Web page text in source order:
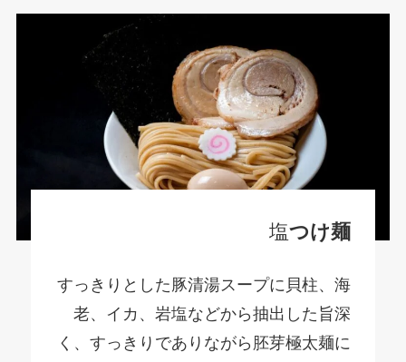
塩つけ麺
すっきりとした豚清湯スープに貝柱、海
老、イカ、岩塩などから抽出した旨深
く、すっきりでありながら胚芽極太麺に